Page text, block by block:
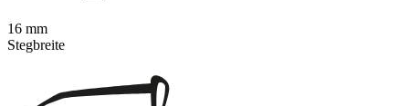
16 mm
Stegbreite